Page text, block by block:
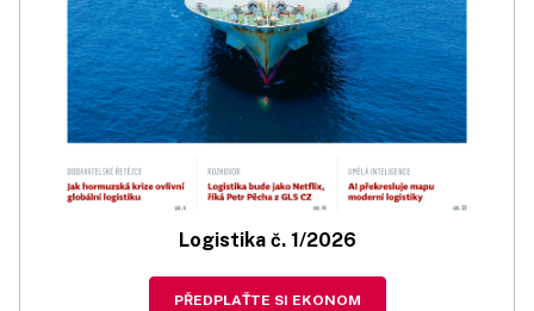
Logistika č. 1/2026
PŘEDPLAŤTE SI EKONOM